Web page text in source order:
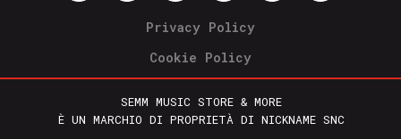
Privacy Policy
Cookie Policy
SEMM MUSIC STORE & MORE
È UN MARCHIO DI PROPRIETÀ DI NICKNAME SNC